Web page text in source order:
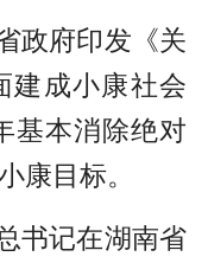
政府印发《关
建成小康社会
基本消除绝对
康目标。
书记在湖南省